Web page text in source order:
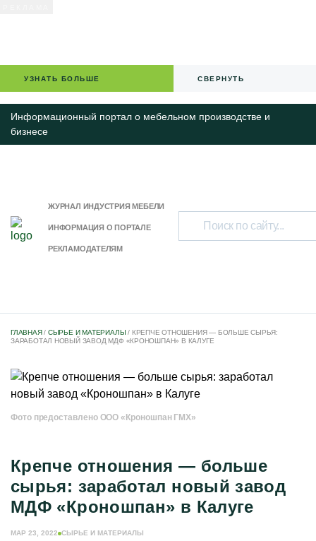
УЗНАТЬ БОЛЬШЕ СВЕРНУТЬ
Информационный портал о мебельном производстве и
бизнесе
ЖУРНАЛ ИНДУСТРИЯ МЕБЕЛИ
ИНФОРМАЦИЯ О ПОРТАЛЕ
РЕКЛАМОДАТЕЛЯМ
ГЛАВНАЯ/ СЫРЬЕ И МАТЕРИАЛЫ / КРЕПЧЕ ОТНОШЕНИЯ — БОЛЬШЕ СЫРЬЯ:
ЗАРАБОТАЛ НОВЫЙ ЗАВОД МДФ «КРОНОШПАН» В КАЛУГЕ
Фото предоставлено ООО «Кроношпан ГМХ»
Крепче отношения — больше
сырья: заработал новый завод
МДФ «Кроношпан» в Калуге
МАР 23, 2022 СЫРЬЕ И МАТЕРИАЛЫ